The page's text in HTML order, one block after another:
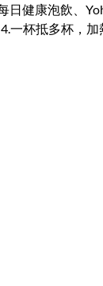
健康泡飲、
杯抵多杯，